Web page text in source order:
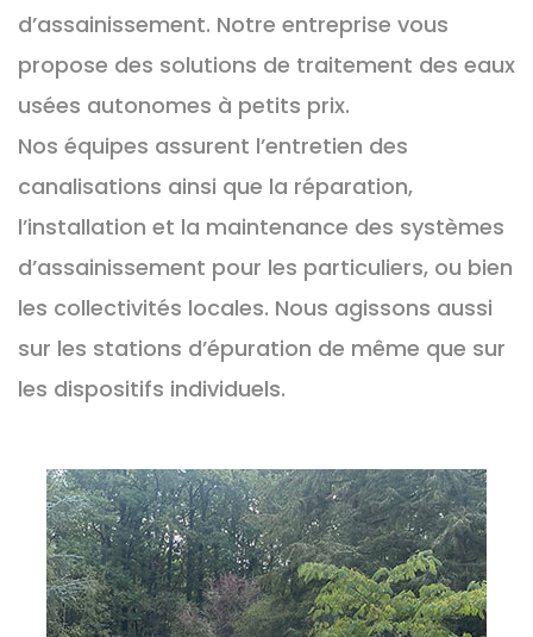
d’assainissement. Notre entreprise vous
propose des solutions de traitement des eaux
usées autonomes à petits prix.
Nos équipes assurent l’entretien des
canalisations ainsi que la réparation,
l’installation et la maintenance des systèmes
d’assainissement pour les particuliers, ou bien
les collectivités locales. Nous agissons aussi
sur les stations d’épuration de même que sur
les dispositifs individuels.